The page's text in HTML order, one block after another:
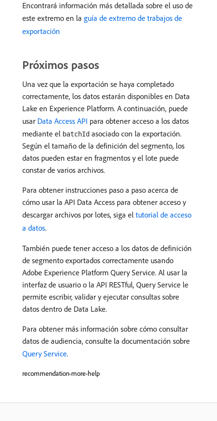
Encontrará información más detallada sobre el uso de
este extremo en la guía de extremo de trabajos de
exportación
Próximos pasos
Una vez que la exportación se haya completado
correctamente, los datos estarán disponibles en Data
Lake en Experience Platform. A continuación, puede
usar Data Access API para obtener acceso a los datos
mediante el batchId asociado con la exportación.
Según el tamaño de la definición del segmento, los
datos pueden estar en fragmentos y el lote puede
constar de varios archivos.
Para obtener instrucciones paso a paso acerca de
cómo usar la API Data Access para obtener acceso y
descargar archivos por lotes, siga el tutorial de acceso
a datos.
También puede tener acceso a los datos de definición
de segmento exportados correctamente usando
Adobe Experience Platform Query Service. Al usar la
interfaz de usuario o la API RESTful, Query Service le
permite escribir, validar y ejecutar consultas sobre
datos dentro de Data Lake.
Para obtener más información sobre cómo consultar
datos de audiencia, consulte la documentación sobre
Query Service.
recommendation-more-help